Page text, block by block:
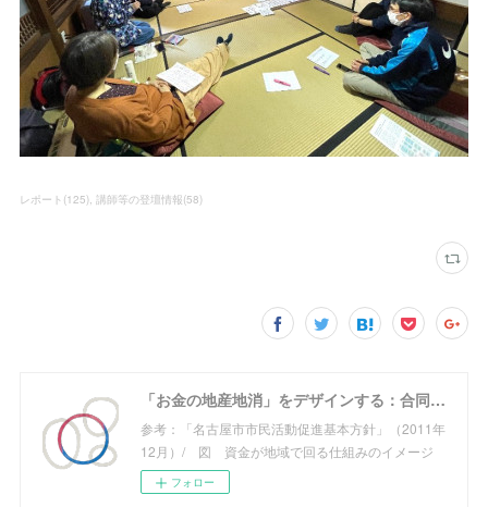
レポート (125) 講師等の登壇情報(58)
「お金の地産地消」をデザインする：合同会社めぐる
参考：「名古屋市市民活動促進基本方針」（2011年
12月）/ 図 資金が地域で回る仕組みのイメージ
フォロー